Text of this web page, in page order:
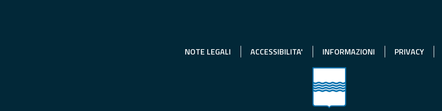
NOTE LEGALI ACCESSIBILITA' INFORMAZIONI PRIVACY